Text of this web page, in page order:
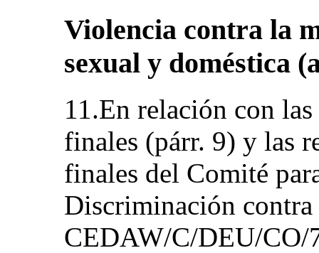
Violencia contra la
sexual y doméstica
11.En relación con
finales (párr. 9) y las
finales del Comité
Discriminación
CEDAW/C/DEU/CO/